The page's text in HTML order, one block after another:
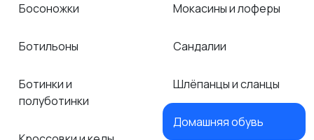
Босоножки
Ботильоны
Ботинки и
полуботинки
Мокасины и лоферы
Сандалии
Шлёпанцы и сланцы
Домашняя обувь